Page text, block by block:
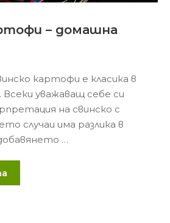
– домашна
картофи е класика в
уважаващ себе си
на свинско с
случаи има разлика в
…